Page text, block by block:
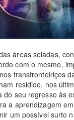
áreas seladas,
com o mesmo,
transfronteiriços
residido, nos
seu regresso às
a aprendizagem
um possível surto